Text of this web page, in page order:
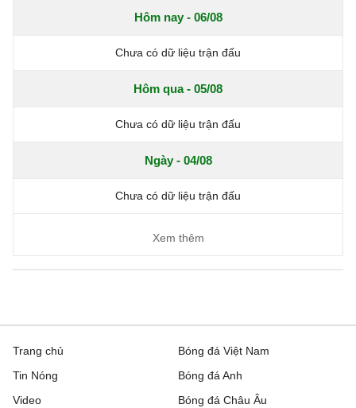
Hôm nay - 06/08
Chưa có dữ liệu trận đấu
Hôm qua - 05/08
Chưa có dữ liệu trận đấu
Ngày - 04/08
Chưa có dữ liệu trận đấu
Xem thêm
Trang chủ
Tin Nóng
Video
Bóng đá Việt Nam
Bóng đá Anh
Bóng đá Châu Âu